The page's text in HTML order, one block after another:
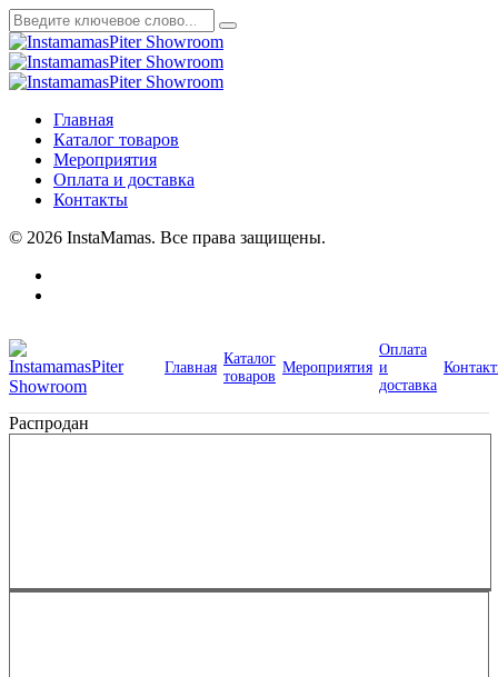
Главная
Каталог товаров
Мероприятия
Оплата и доставка
Контакты
© 2026 InstaMamas. Все права защищены.
Главная
Каталог
товаров
Мероприятия
Оплата
и
доставка
Распродан